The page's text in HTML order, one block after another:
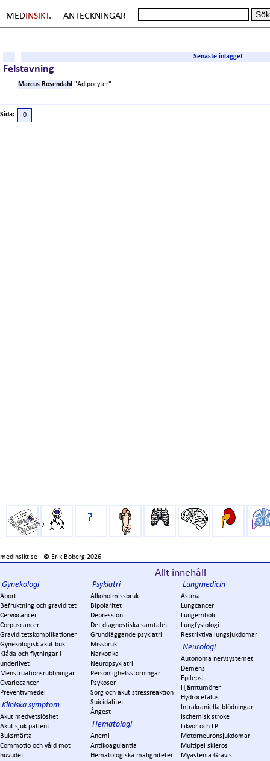
MED INSIKT. ANTECKNINGAR
Senaste inlägget
Felstavning
Marcus Rosendahl "Adipocyter"
Sida: 0
medinsikt.se - © Erik Boberg 2026
Allt innehåll
Gynekologi
Abort
Befruktning och graviditet
Cervixcancer
Corpuscancer
Graviditetskomplikationer
Gynekologisk akut buk
Klåda och flytningar i
underlivet
Menstruationsrubbningar
Ovariecancer
Preventivmedel
Kliniska symptom
Akut medvetslöshet
Akut sjuk patient
Buksmärta
Commotio och våld mot
huvudet
Psykiatri
Alkoholmissbruk
Bipolaritet
Depression
Det diagnostiska samtalet
Grundläggande psykiatri
Missbruk
Narkotika
Neuropsykiatri
Personlighetsstörningar
Psykoser
Sorg och akut stressreaktion
Suicidalitet
Ångest
Hematologi
Anemi
Antikoagulantia
Hematologiska maligniteter
Lungmedicin
Astma
Lungcancer
Lungemboli
Lungfysiologi
Restriktiva lungsjukdomar
Neurologi
Autonoma nervsystemet
Demens
Epilepsi
Hjärntumörer
Hydrocefalus
Intrakraniella blödningar
Ischemisk stroke
Likvor och LP
Motorneuronsjukdomar
Multipel skleros
Myastenia Gravis